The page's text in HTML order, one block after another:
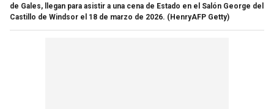
de Gales, llegan para asistir a una cena de Estado en el Salón George del
Castillo de Windsor el 18 de marzo de 2026. (HenryAFP Getty)